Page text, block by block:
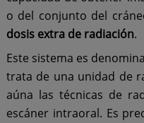
o del conjunto del
dosis extra de radiación.
Este sistema es
trata de una unidad de
aúna las técnicas de
escáner intraoral. Es